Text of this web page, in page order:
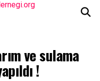
ve sulama
!